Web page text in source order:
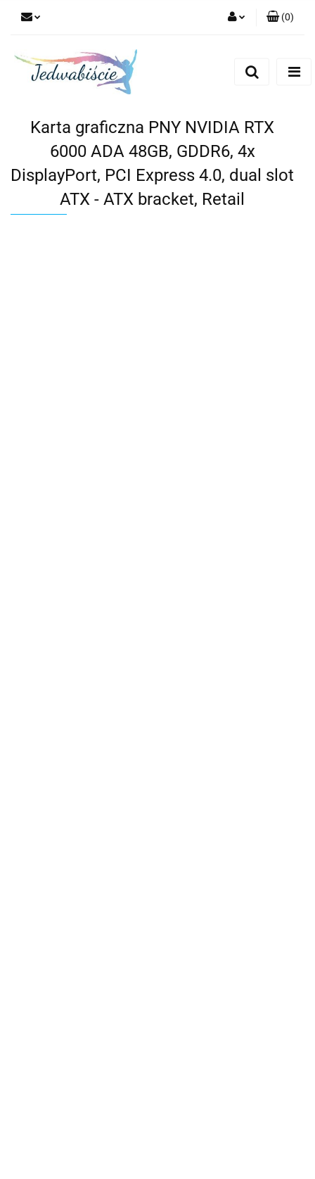
(0)
Karta graficzna PNY NVIDIA RTX
6000 ADA 48GB, GDDR6, 4x
DisplayPort, PCI Express 4.0, dual slot
ATX - ATX bracket, Retail